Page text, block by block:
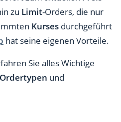
zu Limit-Orders, die nur
Kurses durchgeführt
hat seine eigenen Vorteile.
Sie alles Wichtige
Ordertypen und